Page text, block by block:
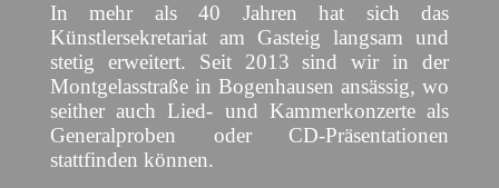
In mehr als 40 Jahren hat sich das
Künstlersekretariat am Gasteig langsam und
stetig erweitert. Seit 2013 sind wir in der
Montgelasstraße in Bogenhausen ansässig, wo
seither auch Lied- und Kammerkonzerte als
Generalproben oder CD-Präsentationen
stattfinden können.